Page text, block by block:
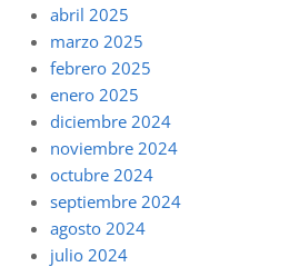
abril 2025
marzo 2025
febrero 2025
enero 2025
diciembre 2024
noviembre 2024
octubre 2024
septiembre 2024
agosto 2024
julio 2024